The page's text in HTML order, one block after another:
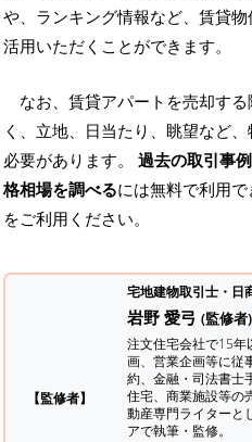
や、ランキング情報など、賃貸
活用いただくことができます。
なお、賃貸アパートを売却す
く、立地、日当たり、眺望など
必要があります。 過去の取引事
格相場を調べるには無料で利用で
をご利用ください。
【監修者】
宅地建物取引士・日
岩野 愛弓 (監修者)
注文住宅会社で15年
画、営業企画等に従
約、金融・司法書士
住宅、商業施設等の
動産専門ライターと
アで執筆・監修。